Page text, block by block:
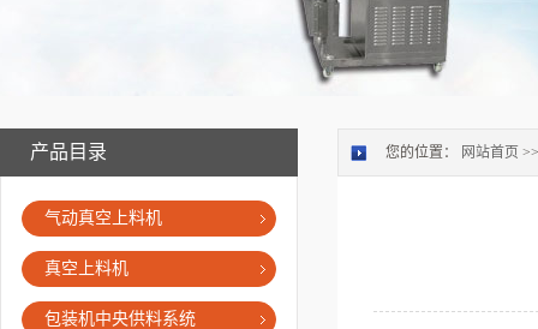
产品目录
气动真空上料机
真空上料机
包装机中央供料系统
您的位置： 网站首页